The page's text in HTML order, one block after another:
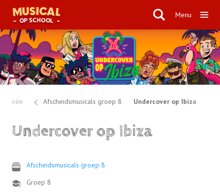
Menu
Afscheidsmusicals groep 8 Undercover op Ibiza
Undercover op Ibiza
Afscheidsmusicals groep 8
Groep 8